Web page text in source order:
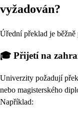
vyžadován?
Úřední překlad je
🎓 Přijetí na
Univerzity požadují
nebo magisterského
Například: